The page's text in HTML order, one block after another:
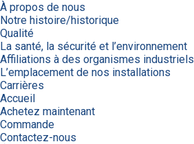
À propos de nous
Notre histoire/historique
Qualité
La santé, la sécurité et l’environnement
Affiliations à des organismes industriels
L’emplacement de nos installations
Carrières
Accueil
Achetez maintenant
Commande
Contactez-nous